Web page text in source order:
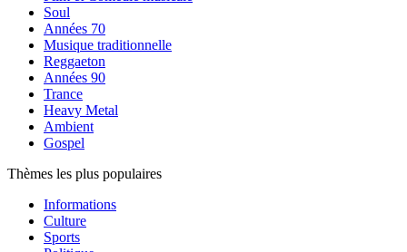
Soul
Années 70
Musique traditionnelle
Reggaeton
Années 90
Trance
Heavy Metal
Ambient
Gospel
Thèmes les plus populaires
Informations
Culture
Sports